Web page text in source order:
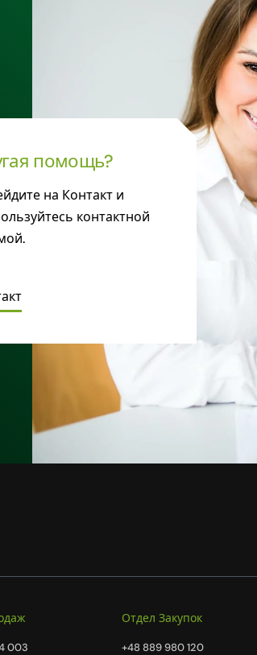
помощь?
на Контакт и
контактной
003
Отдел Закупок
+48 889 980 120